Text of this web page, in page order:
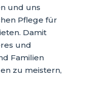
und uns
Pflege für
Damit
und
Familien
zu meistern,